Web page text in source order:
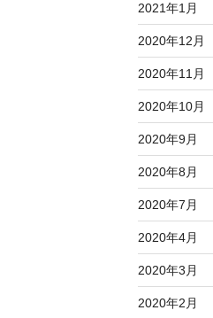
2021年1月
2020年12月
2020年11月
2020年10月
2020年9月
2020年8月
2020年7月
2020年4月
2020年3月
2020年2月